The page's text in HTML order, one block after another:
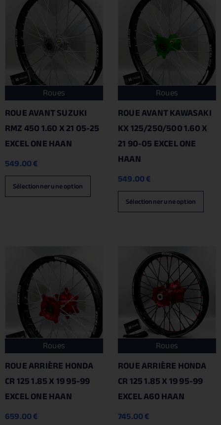
Roues
ROUE AVANT SUZUKI
RMZ 450 1.60 X 21 05-25
EXCEL ONE HAAN
549.00€
Sélectionner une option
Roues
ROUE AVANT KAWASAKI
KX 125/250/500 1.60 X
21 90-05 EXCEL ONE
HAAN
549.00€
Sélectionner une option
Roues
ROUE ARRIÈRE HONDA
CR 125 1.85 X 19 95-99
EXCEL ONE HAAN
659.00€
Roues
ROUE ARRIÈRE HONDA
CR 125 1.85 X 19 95-99
EXCEL A60 HAAN
745.00€